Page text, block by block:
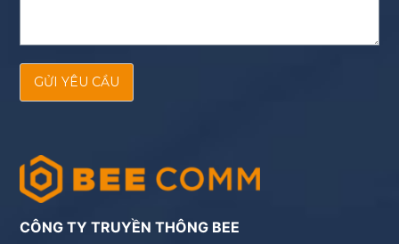
GỬI YÊU CẦU
CÔNG TY TRUYỀN THÔNG BEE